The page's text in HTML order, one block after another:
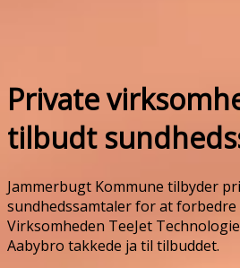
Private
tilbudt
Jammerbugt Kommune tilbyder
sundhedssamtaler for at
Virksomheden TeeJet
Aabybro takkede ja til tilbuddet.